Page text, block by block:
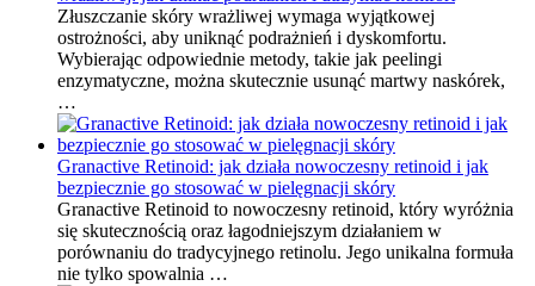
Złuszczanie skóry wrażliwej wymaga wyjątkowej
ostrożności, aby uniknąć podrażnień i dyskomfortu.
Wybierając odpowiednie metody, takie jak peelingi
enzymatyczne, można skutecznie usunąć martwy naskórek,
…
Granactive Retinoid: jak działa nowoczesny retinoid i jak
bezpiecznie go stosować w pielęgnacji skóry
Granactive Retinoid to nowoczesny retinoid, który wyróżnia
się skutecznością oraz łagodniejszym działaniem w
porównaniu do tradycyjnego retinolu. Jego unikalna formuła
nie tylko spowalnia …